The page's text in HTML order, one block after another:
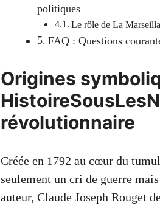
politiques
Le rôle de La
FAQ : Questions
Origines
révolutionnaire
Créée en 1792 au cœur du
seulement un cri de guerre
auteur, Claude Joseph Rouget